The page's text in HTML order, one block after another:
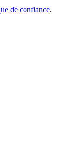
de confiance.